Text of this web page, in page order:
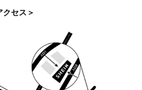
クセス＞